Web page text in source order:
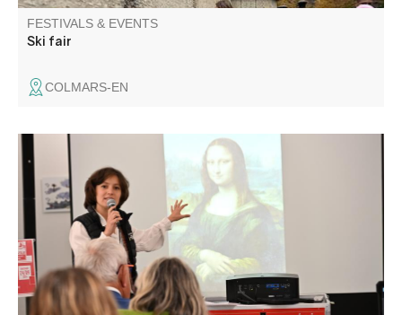
FESTIVALS & EVENTS
Ski fair
COLMARS-EN
La Micro-Folie itinérante Alpes Provence Verdon s'installe
à Entrevaux ! La Micro-Folie c'est un musée numérique,
un espace de réalité virtuelle, un fablab et une
ludothèque. Une programmation riche et ludique vous
attend pour petits et grands.